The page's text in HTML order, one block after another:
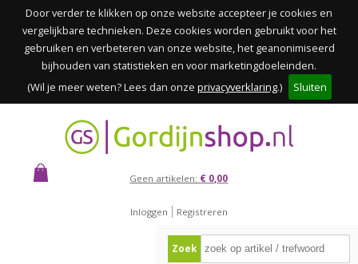
Door verder te klikken op onze website accepteer je cookies en
vergelijkbare technieken. Deze cookies worden gebruikt voor het
gebruiken en verbeteren van onze website, het geanonimiseerd
bijhouden van statistieken en voor marketingdoeleinden.
(Wil je meer weten? Lees dan onze privacyverklaring.) Sluiten
Geen artikelen: € 0,00
Inloggen Registreren
Zoek